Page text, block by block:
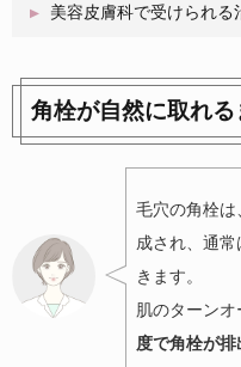
美容皮膚科で受けられる
角栓が自然に取れ
毛穴の角栓
成され、通
きます。
肌のターンオ
度で角栓が